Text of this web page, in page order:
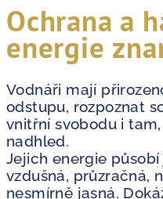
Ochrana a
energie
Vodnáři mají
odstupu, rozpoznat
vnitřní svobodu i
nadhled.
Jejich energie
vzdušná, průzračná,
nesmírně jasná.